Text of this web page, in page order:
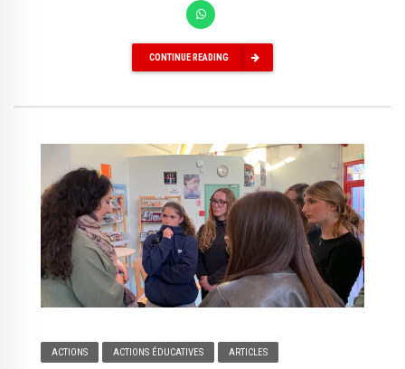
CONTINUE READING
ACTIONS ACTIONS ÉDUCATIVES ARTICLES